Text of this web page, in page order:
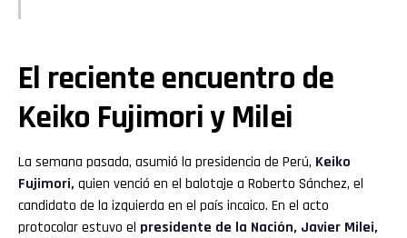
El reciente encuentro de
Keiko Fujimori y Milei
La semana pasada, asumió la presidencia de Perú, Keiko
Fujimori, quien venció en el balotaje a Roberto Sánchez, el
candidato de la izquierda en el país incaico. En el acto
protocolar estuvo el presidente de la Nación, Javier Milei,